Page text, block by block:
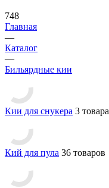
748
Главная
—
Каталог
—
Бильярдные кии
Кии для снукера 3 товара
Кий для пула 36 товаров